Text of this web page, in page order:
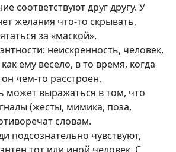
соответствуют друг другу. У
желания что-то скрывать,
за «маской».
неискренность, человек,
ему весело, в то время, когда
чем-то расстроен.
может выражаться в том, что
(жесты, мимика, поза,
словам.
подсознательно чувствуют,